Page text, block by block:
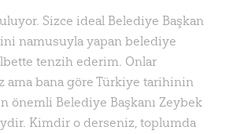
Sizce ideal Belediye Başkan
namusuyla yapan belediye
tenzih ederim. Onlar
ama bana göre Türkiye tarihinin
önemli Belediye Başkanı Zeybek
Kimdir o derseniz, toplumda